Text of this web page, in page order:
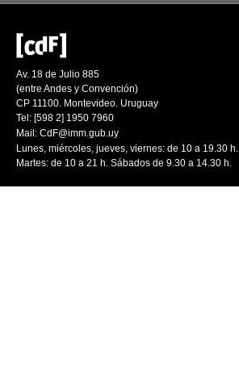
Av. 18 de Julio 885
(entre Andes y Convención)
CP 11100. Montevideo. Uruguay
Tel: [598 2] 1950 7960
Mail: CdF@imm.gub.uy
Lunes, miércoles, jueves, viernes: de 10 a 19.30 h.
Martes: de 10 a 21 h. Sábados de 9.30 a 14.30 h.